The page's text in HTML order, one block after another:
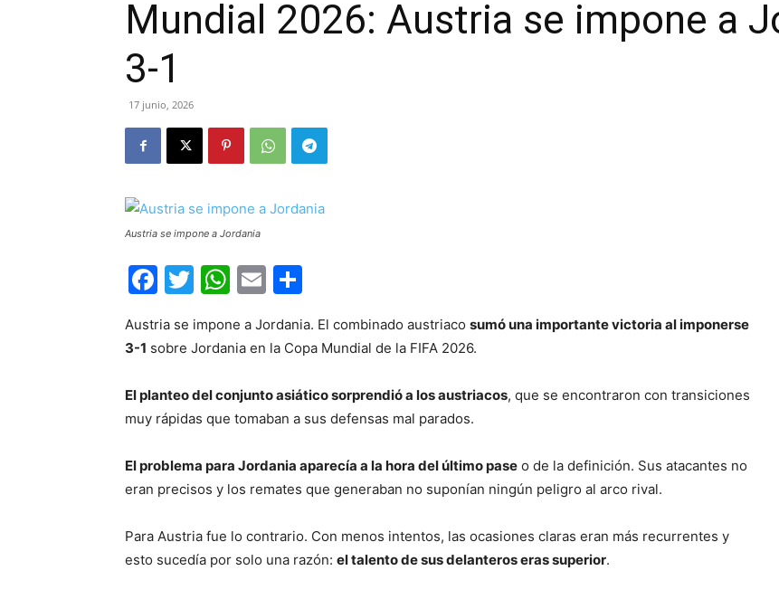
Mundial 2026: Austria se impone a
3-1
17 junio, 2026
Austria se impone a Jordania
Facebook
Twitter
WhatsApp
Email
Austria se impone a Jordania. El combinado austriaco sumó una importante victoria al imponerse
3-1 sobre Jordania en la Copa Mundial de la FIFA 2026.
El planteo del conjunto asiático sorprendió a los austriacos, que se encontraron con transiciones
muy rápidas que tomaban a sus defensas mal parados.
El problema para Jordania aparecía a la hora del último pase o de la definición. Sus atacantes no
eran precisos y los remates que generaban no suponían ningún peligro al arco rival.
Para Austria fue lo contrario. Con menos intentos, las ocasiones claras eran más recurrentes y
esto sucedía por solo una razón: el talento de sus delanteros eras superior.